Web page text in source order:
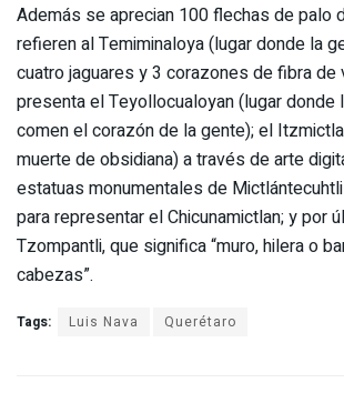
Además se aprecian 100 flechas de palo
refieren al Temiminaloya (lugar donde la
cuatro jaguares y 3 corazones de fibra de
presenta el Teyollocualoyan (lugar donde
comen el corazón de la gente); el
muerte de obsidiana) a través de arte
estatuas monumentales de
para representar el Chicunamictlan; y por
Tzompantli, que significa “muro, hilera o
cabezas”.
Tags: Luis Nava Querétaro